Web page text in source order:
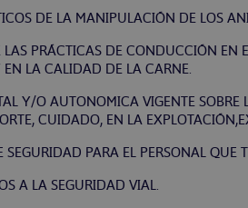
DE LA MANIPULACIÓN DE LOS
LAS PRÁCTICAS DE CONDUCCIÓN EN
LA CALIDAD DE LA CARNE.
Y/O AUTONOMICA VIGENTE
CUIDADO, EN LA
SEGURIDAD PARA EL PERSONAL QUE
A LA SEGURIDAD VIAL.